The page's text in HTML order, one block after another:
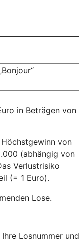
in Beträgen von
von
(abhängig von
Verlustrisiko
(= 1 Euro).
Lose.
Losnummer und